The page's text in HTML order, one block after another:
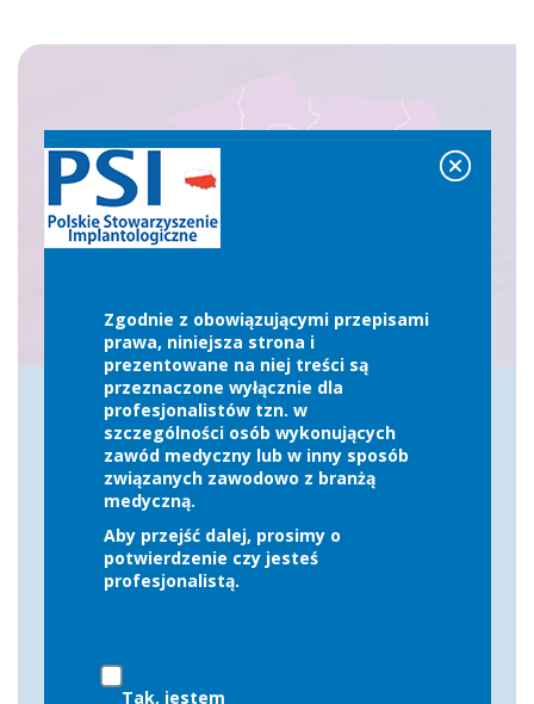
Kliknij w województwo na mapie
LUB
wybierz z listy
Zgodnie z obowiązującymi przepisami
prawa, niniejsza strona i
prezentowane na niej treści są
przeznaczone wyłącznie dla
profesjonalistów tzn. w
szczególności osób wykonujących
zawód medyczny lub w inny sposób
związanych zawodowo z branżą
medyczną.
Aby przejść dalej, prosimy o
potwierdzenie czy jesteś
profesjonalistą.
Tak, jestem